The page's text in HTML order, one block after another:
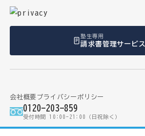
塾生専用
請求書管理サービス
会社概要プライバシーポリシー
0120-203-859
受付時間 10:00-21:00（日祝除く）